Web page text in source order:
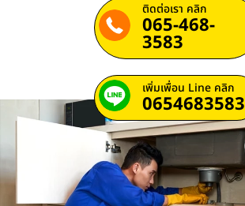
ติดต่อเรา คลิก
065-468-
3583
เพิ่มเพื่อน Line คลิก
0654683583